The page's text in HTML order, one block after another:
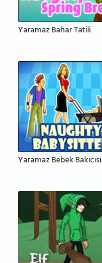
Yaramaz Bahar Tatili
Yaramaz Bebek Bakıcısı